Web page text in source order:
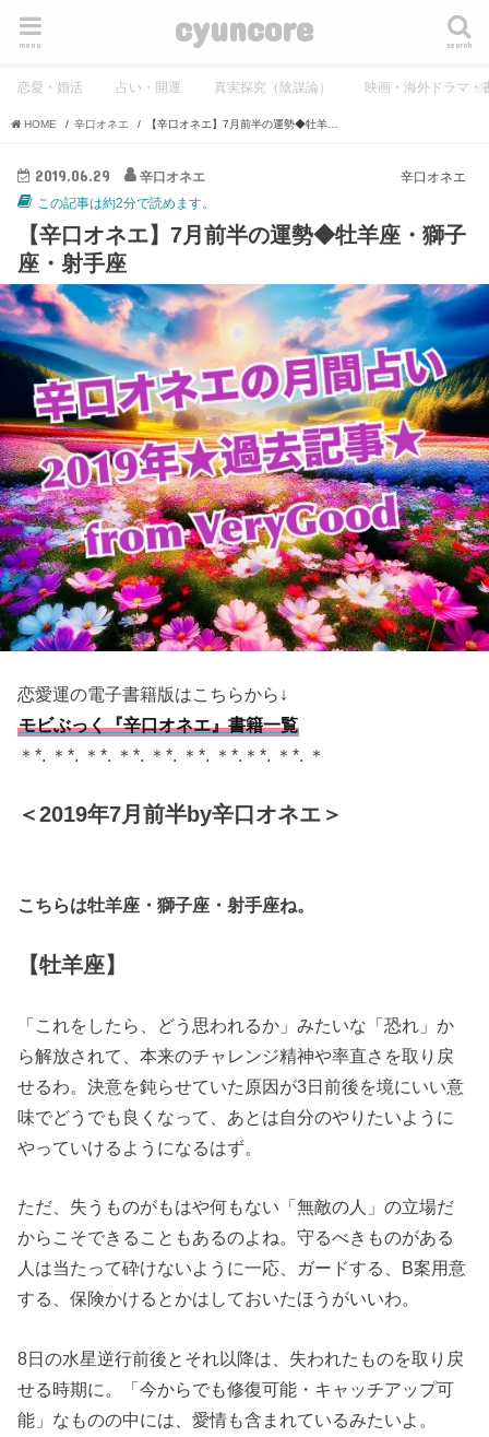
cyuncore search
menu
恋愛・婚活 占い・開運 真実探究（陰謀論） 映画・海外ドラマ・
HOME 辛口オネエ
辛口オネエ
2019.06.29
辛口オネエ
この記事は約2分で読めます。
【辛口オネエ】7月前半の運勢◆牡羊座・獅子
座・射手座
恋愛運の電子書籍版はこちらから↓
モビぶっく『辛口オネエ』書籍一覧
＊*. ＊*. ＊*. ＊*. ＊*. ＊*. ＊*.＊*. ＊*. ＊
＜2019年7月前半by辛口オネエ＞
こちらは牡羊座・獅子座・射手座ね。
【牡羊座】
「これをしたら、どう思われるか」みたいな「恐れ」か
ら解放されて、本来のチャレンジ精神や率直さを取り戻
せるわ。決意を鈍らせていた原因が3日前後を境にいい意
味でどうでも良くなって、あとは自分のやりたいように
やっていけるようになるはず。
ただ、失うものがもはや何もない「無敵の人」の立場だ
からこそできることもあるのよね。守るべきものがある
人は当たって砕けないように一応、ガードする、B案用意
する、保険かけるとかはしておいたほうがいいわ。
8日の水星逆行前後とそれ以降は、失われたものを取り戻
せる時期に。「今からでも修復可能・キャッチアップ可
能」なものの中には、愛情も含まれているみたいよ。